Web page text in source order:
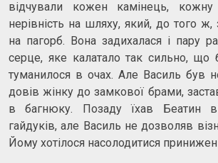
відчували кожен камінець,
нерівність на шляху, який, до того ж,
на пагорб. Вона задихалася і пару
серце, яке калатало так сильно, що
туманилося в очах. Але Василь був
довів жінку до замкової брами,
в багнюку. Позаду їхав Беатин
гайдуків, але Василь не дозволяв
Йому хотілося насолодитися